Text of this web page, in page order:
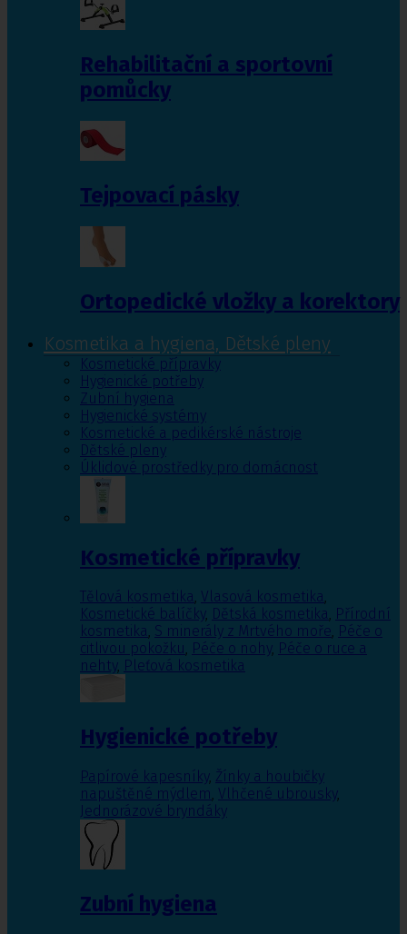
Rehabilitační a sportovní
pomůcky
Tejpovací pásky
Ortopedické vložky a korektory
Kosmetika a hygiena, Dětské pleny
Kosmetické přípravky
Hygienické potřeby
Zubní hygiena
Hygienické systémy
Kosmetické a pedikérské nástroje
Dětské pleny
Úklidové prostředky pro domácnost
Kosmetické přípravky
Tělová kosmetika, Vlasová kosmetika,
Kosmetické balíčky, Dětská kosmetika, Přírodní
kosmetika, S minerály z Mrtvého moře, Péče o
citlivou pokožku, Péče o nohy, Péče o ruce a
nehty, Pleťová kosmetika
Hygienické potřeby
Papírové kapesníky, Žínky a houbičky
napuštěné mýdlem, Vlhčené ubrousky,
Jednorázové bryndáky
Zubní hygiena